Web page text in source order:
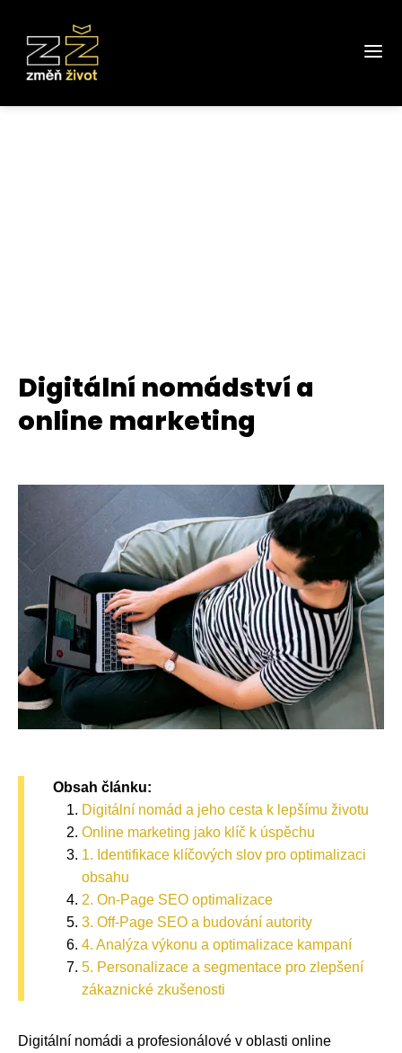
Digitální nomádství a
online marketing
Obsah článku:
Digitální nomád a jeho cesta k lepšímu životu
Online marketing jako klíč k úspěchu
1. Identifikace klíčových slov pro optimalizaci
obsahu
2. On-Page SEO optimalizace
3. Off-Page SEO a budování autority
4. Analýza výkonu a optimalizace kampaní
5. Personalizace a segmentace pro zlepšení
zákaznické zkušenosti
Digitální nomádi a profesionálové v oblasti online